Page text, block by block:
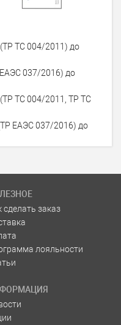
ТС 004/2011) до
037/2016) до
ТС 004/2011, ТР ТС
ЕАЭС 037/2016) до
сделать заказ
лояльности